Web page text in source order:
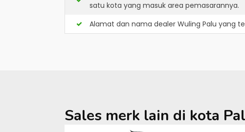
satu kota yang masuk area pemasarannya.
Alamat dan nama dealer Wuling Palu yang
Sales merk lain di kota